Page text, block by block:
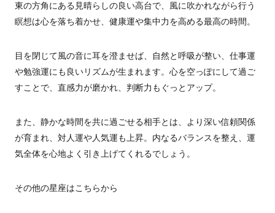
東の方角にある見晴らしの良い高台で、風に吹かれながら行う
瞑想は心を落ち着かせ、健康運や集中力を高める最高の時間。
目を閉じて風の音に耳を澄ませば、自然と呼吸が整い、仕事運
や勉強運にも良いリズムが生まれます。心を空っぽにして過ご
すことで、直感力が磨かれ、判断力もぐっとアップ。
また、静かな時間を共に過ごせる相手とは、より深い信頼関係
が育まれ、対人運や人気運も上昇。内なるバランスを整え、運
気全体を心地よく引き上げてくれるでしょう。
その他の星座はこちらから